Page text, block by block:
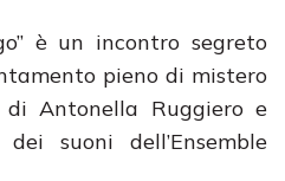
è un incontro segreto
pieno di mistero
Antonella Ruggiero e
suoni dell’Ensemble